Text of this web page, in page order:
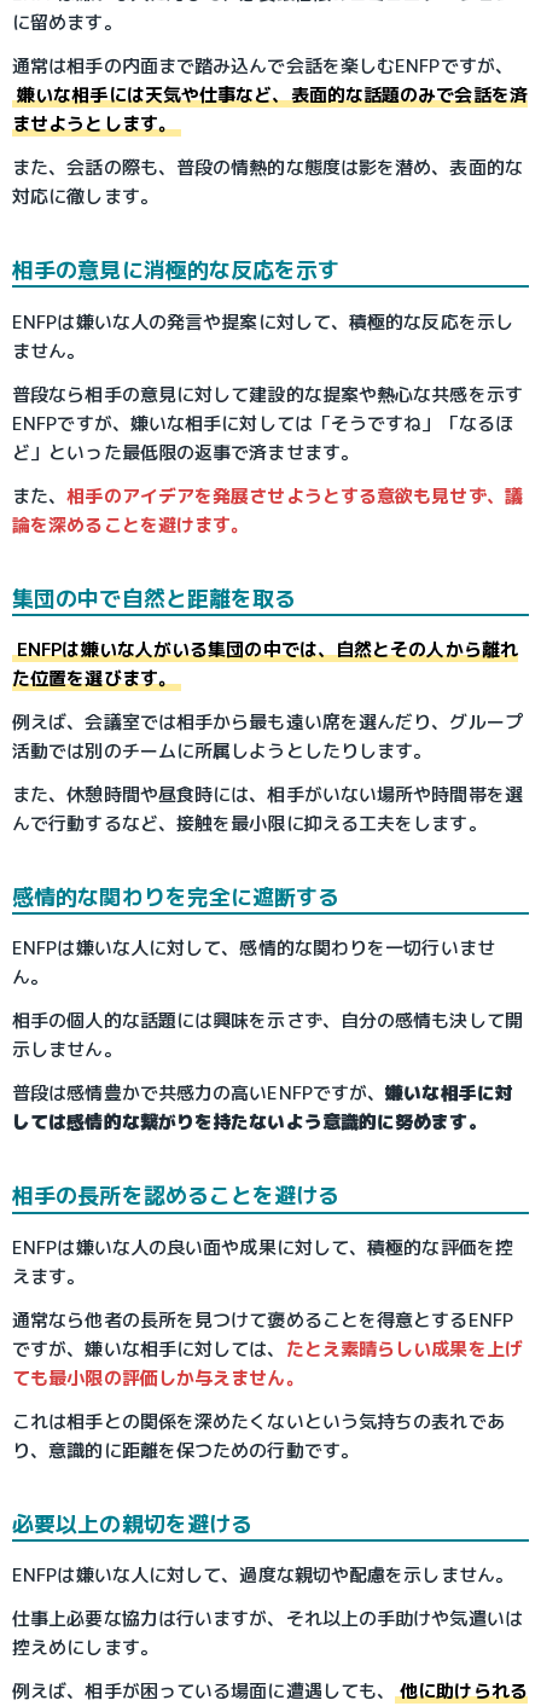
に留めます。
通常は相手の内面まで踏み込んで会話を楽しむENFPですが、
嫌いな相手には天気や仕事など、表面的な話題のみで会話を済
ませようとします。
また、会話の際も、普段の情熱的な態度は影を潜め、表面的な
対応に徹します。
相手の意見に消極的な反応を示す
ENFPは嫌いな人の発言や提案に対して、積極的な反応を示し
ません。
普段なら相手の意見に対して建設的な提案や熱心な共感を示す
ENFPですが、嫌いな相手に対しては「そうですね」「なるほ
ど」といった最低限の返事で済ませます。
また、相手のアイデアを発展させようとする意欲も見せず、議
論を深めることを避けます。
集団の中で自然と距離を取る
ENFPは嫌いな人がいる集団の中では、自然とその人から離れ
た位置を選びます。
例えば、会議室では相手から最も遠い席を選んだり、グループ
活動では別のチームに所属しようとしたりします。
また、休憩時間や昼食時には、相手がいない場所や時間帯を選
んで行動するなど、接触を最小限に抑える工夫をします。
感情的な関わりを完全に遮断する
ENFPは嫌いな人に対して、感情的な関わりを一切行いませ
ん。
相手の個人的な話題には興味を示さず、自分の感情も決して開
示しません。
普段は感情豊かで共感力の高いENFPですが、嫌いな相手に対
しては感情的な繋がりを持たないよう意識的に努めます。
相手の長所を認めることを避ける
ENFPは嫌いな人の良い面や成果に対して、積極的な評価を控
えます。
通常なら他者の長所を見つけて褒めることを得意とするENFP
ですが、嫌いな相手に対しては、 たとえ素晴らしい成果を上げ
ても最小限の評価しか与えません。
これは相手との関係を深めたくないという気持ちの表れであ
り、意識的に距離を保つための行動です。
必要以上の親切を避ける
ENFPは嫌いな人に対して、過度な親切や配慮を示しません。
仕事上必要な協力は行いますが、それ以上の手助けや気遣いは
控えめにします。
例えば、相手が困っている場面に遭遇しても、他に助けられる